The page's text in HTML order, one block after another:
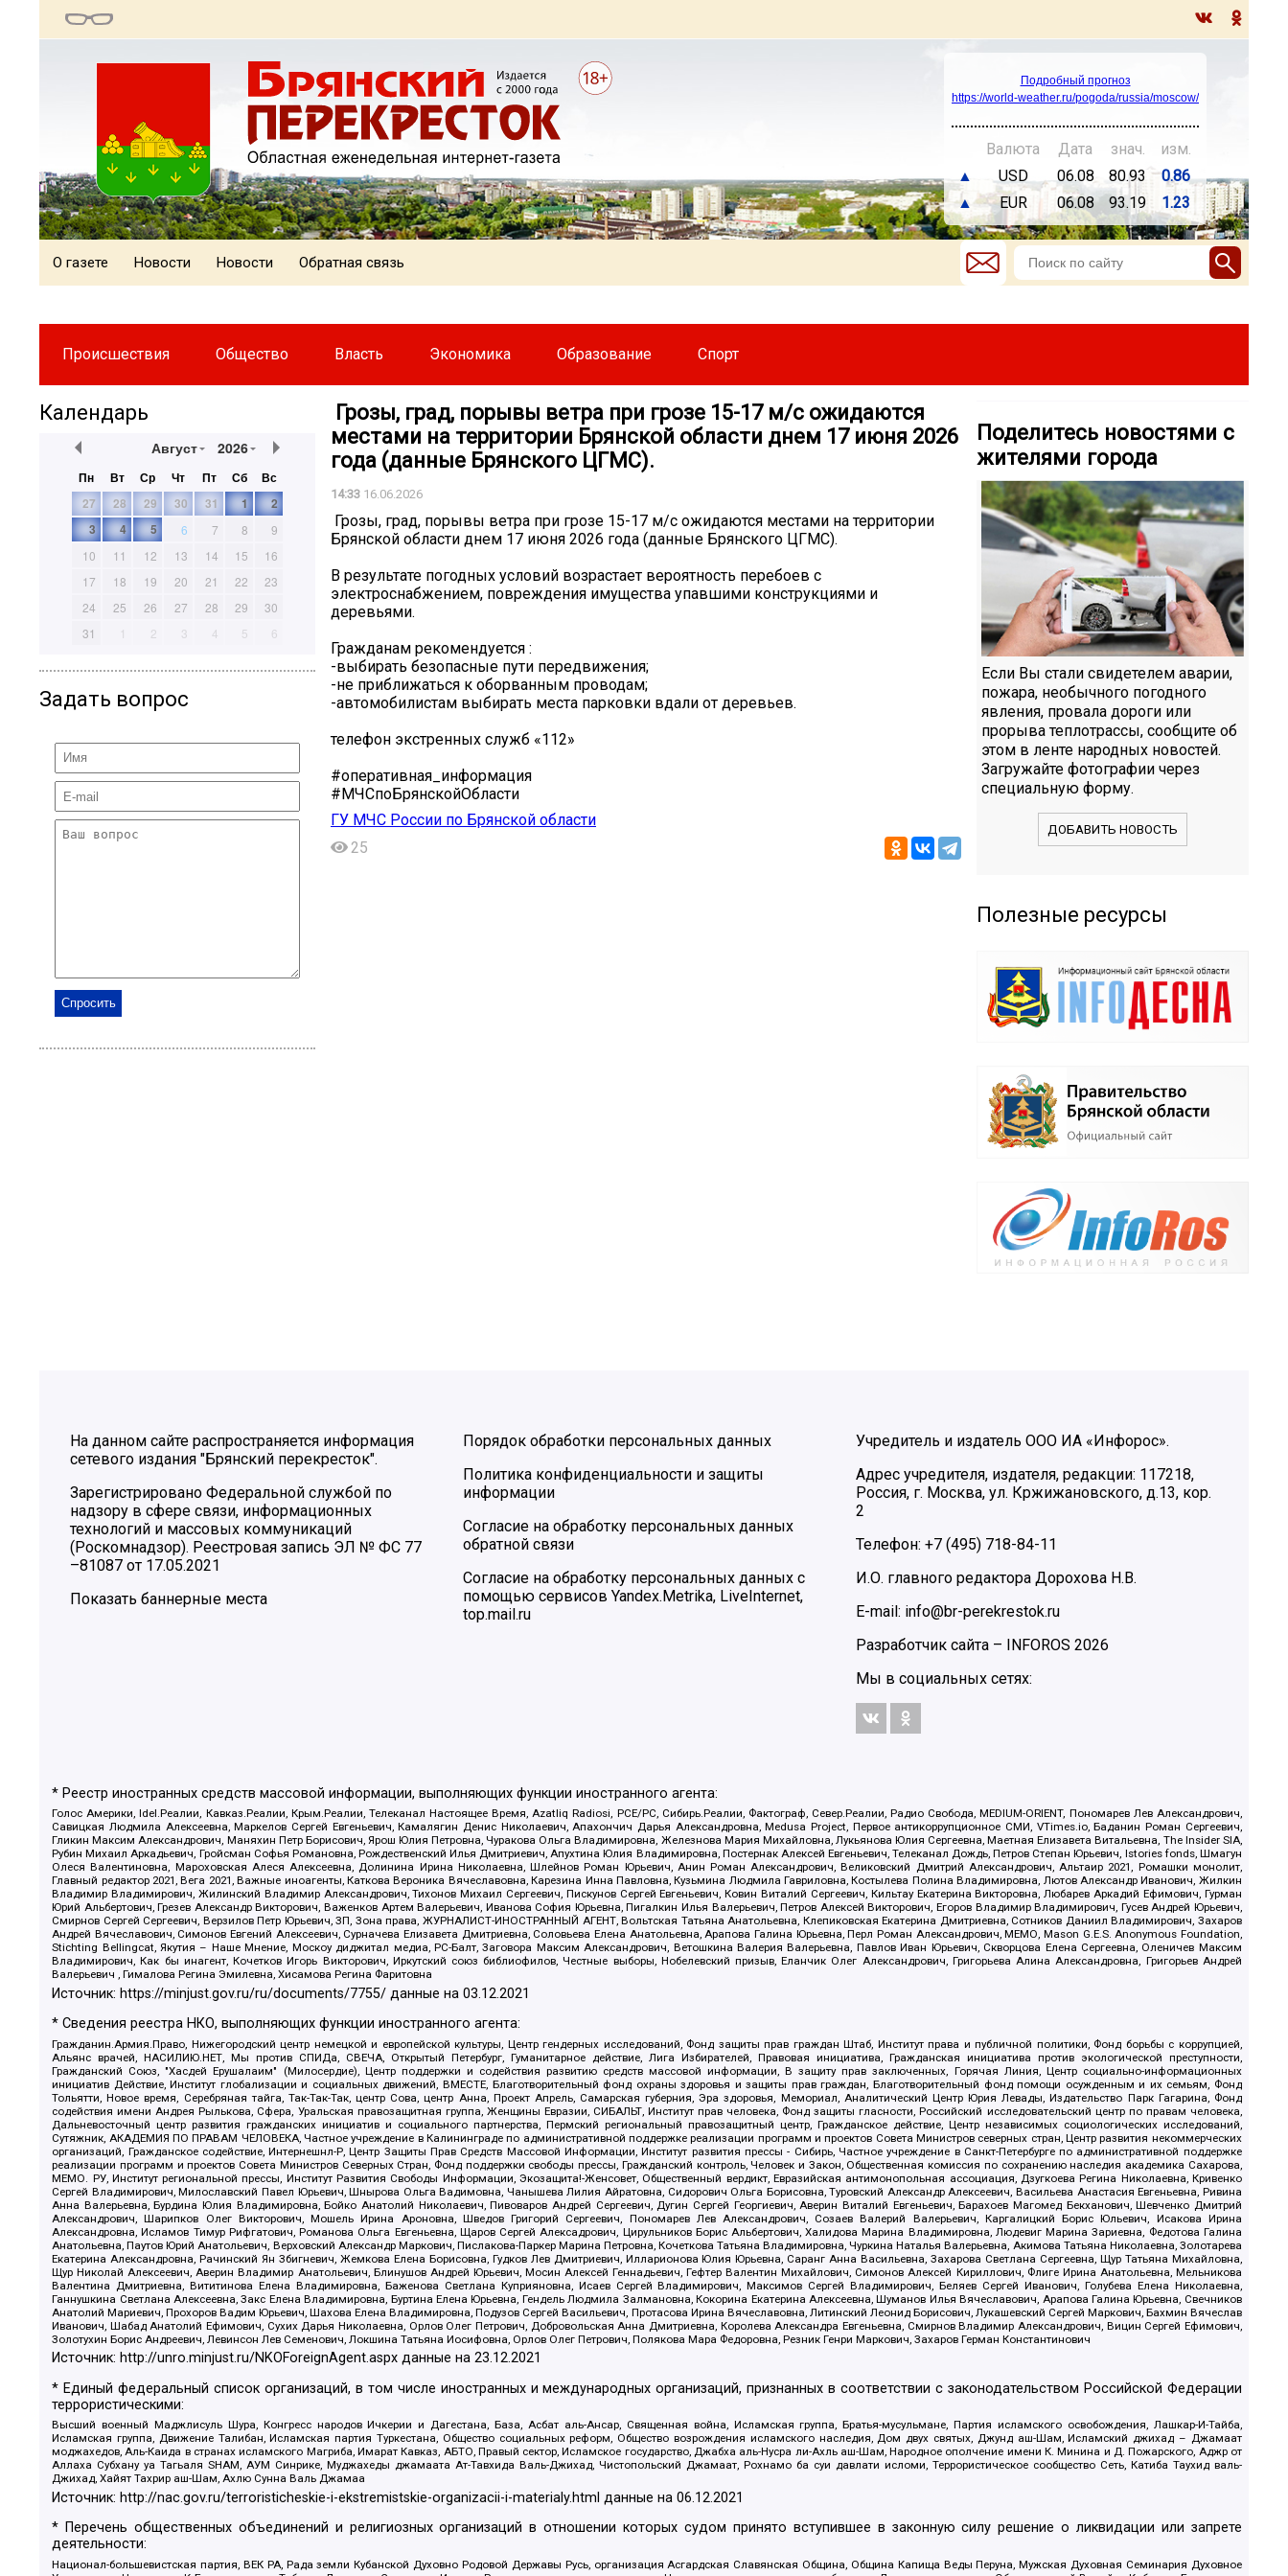
Подробный прогноз
https://world-weather.ru/pogoda/russia/moscow/
Валюта Дата знач.
изм.
▲
USD 06.08 80.93
0.86
▲
EUR 06.08 93.19 1.23
О газете Новости Новости Обратная связь
Происшествия Общество Власть Экономика Образование Спорт
Календарь
Август 2026
Пн Вт Ср Чт Пт Сб
Вс
27
28 29 30 31 1
2
3
4 5 6 7 8
9
10
11 12 13 14 15
16
17
18 19 20 21 22
23
24
25 26 27 28 29
30
31
1 2 3 4 5 6
Задать вопрос
️️ Грозы, град, порывы ветра при грозе 15-17 м/с ожидаются
местами на территории Брянской области днем 17 июня 2026
года (данные Брянского ЦГМС).
14:33 16.06.2026
️️ Грозы, град, порывы ветра при грозе 15-17 м/с ожидаются местами на территории
Брянской области днем 17 июня 2026 года (данные Брянского ЦГМС).
В результате погодных условий возрастает вероятность перебоев с
электроснабжением, повреждения имущества упавшими конструкциями и
деревьями.
Гражданам рекомендуется :
-выбирать безопасные пути передвижения;
-не приближаться к оборванным проводам;
-автомобилистам выбирать места парковки вдали от деревьев.
️телефон экстренных служб «112»
#оперативная_информация
#МЧСпоБрянскойОбласти
ГУ МЧС России по Брянской области
25
Поделитесь новостями с
жителями города
Если Вы стали свидетелем аварии,
пожара, необычного погодного
явления, провала дороги или
прорыва теплотрассы, сообщите об
этом в ленте народных новостей.
Загружайте фотографии через
специальную форму.
ДОБАВИТЬ НОВОСТЬ
Полезные ресурсы
На данном сайте распространяется информация
сетевого издания "Брянский перекресток".
Зарегистрировано Федеральной службой по
надзору в сфере связи, информационных
технологий и массовых коммуникаций
(Роскомнадзор). Реестровая запись ЭЛ № ФС 77
–81087 от 17.05.2021
Показать баннерные места
Порядок обработки персональных данных
Политика конфиденциальности и защиты
информации
Согласие на обработку персональных данных
обратной связи
Согласие на обработку персональных данных с
помощью сервисов Yandex.Metrika, LiveInternet,
top.mail.ru
Учредитель и издатель ООО ИА «Инфорос».
Адрес учредителя, издателя, редакции: 117218,
Россия, г. Москва, ул. Кржижановского, д.13, кор.
2
Телефон: +7 (495) 718-84-11
И.О. главного редактора Дорохова Н.В.
E-mail: info@br-perekrestok.ru
Разработчик сайта – INFOROS 2026
Мы в социальных сетях:
* Реестр иностранных средств массовой информации, выполняющих функции иностранного агента:
Голос Америки, Idel.Реалии, Кавказ.Реалии, Крым.Реалии, Телеканал Настоящее Время, Azatliq Radiosi, PCE/PC, Сибирь.Реалии, Фактограф, Север.Реалии, Радио Свобода, MEDIUM-ORIENT, Пономарев Лев Александрович,
Савицкая Людмила Алексеевна, Маркелов Сергей Евгеньевич, Камалягин Денис Николаевич, Апахончич Дарья Александровна, Medusa Project, Первое антикоррупционное СМИ, VTimes.io, Баданин Роман Сергеевич,
Гликин Максим Александрович, Маняхин Петр Борисович, Ярош Юлия Петровна, Чуракова Ольга Владимировна, Железнова Мария Михайловна, Лукьянова Юлия Сергеевна, Маетная Елизавета Витальевна, The Insider SIA,
Рубин Михаил Аркадьевич, Гройсман Софья Романовна, Рождественский Илья Дмитриевич, Апухтина Юлия Владимировна, Постернак Алексей Евгеньевич, Телеканал Дождь, Петров Степан Юрьевич, Istories fonds, Шмагун
Олеся Валентиновна, Мароховская Алеся Алексеевна, Долинина Ирина Николаевна, Шлейнов Роман Юрьевич, Анин Роман Александрович, Великовский Дмитрий Александрович, Альтаир 2021, Ромашки монолит,
Главный редактор 2021, Вега 2021, Важные иноагенты, Каткова Вероника Вячеславовна, Карезина Инна Павловна, Кузьмина Людмила Гавриловна, Костылева Полина Владимировна, Лютов Александр Иванович, Жилкин
Владимир Владимирович, Жилинский Владимир Александрович, Тихонов Михаил Сергеевич, Пискунов Сергей Евгеньевич, Ковин Виталий Сергеевич, Кильтау Екатерина Викторовна, Любарев Аркадий Ефимович, Гурман
Юрий Альбертович, Грезев Александр Викторович, Важенков Артем Валерьевич, Иванова София Юрьевна, Пигалкин Илья Валерьевич, Петров Алексей Викторович, Егоров Владимир Владимирович, Гусев Андрей Юрьевич,
Смирнов Сергей Сергеевич, Верзилов Петр Юрьевич, ЗП, Зона права, ЖУРНАЛИСТ-ИНОСТРАННЫЙ АГЕНТ, Вольтская Татьяна Анатольевна, Клепиковская Екатерина Дмитриевна, Сотников Даниил Владимирович, Захаров
Андрей Вячеславович, Симонов Евгений Алексеевич, Сурначева Елизавета Дмитриевна, Соловьева Елена Анатольевна, Арапова Галина Юрьевна, Перл Роман Александрович, МЕМО, Mason G.E.S. Anonymous Foundation,
Stichting Bellingcat, Якутия – Наше Мнение, Москоу диджитал медиа, РС-Балт, Заговора Максим Александрович, Ветошкина Валерия Валерьевна, Павлов Иван Юрьевич, Скворцова Елена Сергеевна, Оленичев Максим
Владимирович, Как бы инагент, Кочетков Игорь Викторович, Иркутский союз библиофилов, Честные выборы, Нобелевский призыв, Еланчик Олег Александрович, Григорьева Алина Александровна, Григорьев Андрей
Валерьевич , Гималова Регина Эмилевна, Хисамова Регина Фаритовна
Источник: https://minjust.gov.ru/ru/documents/7755/ данные на03.12.2021
* Сведения реестра НКО, выполняющих функции иностранного агента:
Гражданин.Армия.Право, Нижегородский центр немецкой и европейской культуры, Центр гендерных исследований, Фонд защиты прав граждан Штаб, Институт права и публичной политики, Фонд борьбы с коррупцией,
Альянс врачей, НАСИЛИЮ.НЕТ, Мы против СПИДа, СВЕЧА, Открытый Петербург, Гуманитарное действие, Лига Избирателей, Правовая инициатива, Гражданская инициатива против экологической преступности,
Гражданский Союз, "Хасдей Ерушалаим" (Милосердие), Центр поддержки и содействия развитию средств массовой информации, В защиту прав заключенных, Горячая Линия, Центр социально-информационных
инициатив Действие, Институт глобализации и социальных движений, ВМЕСТЕ, Благотворительный фонд охраны здоровья и защиты прав граждан, Благотворительный фонд помощи осужденным и их семьям, Фонд
Тольятти, Новое время, Серебряная тайга, Так-Так-Так, центр Сова, центр Анна, Проект Апрель, Самарская губерния, Эра здоровья, Мемориал, Аналитический Центр Юрия Левады, Издательство Парк Гагарина, Фонд
содействия имени Андрея Рылькова, Сфера, Уральская правозащитная группа, Женщины Евразии, СИБАЛЬТ, Институт прав человека, Фонд защиты гласности, Российский исследовательский центр по правам человека,
Дальневосточный центр развития гражданских инициатив и социального партнерства, Пермский региональный правозащитный центр, Гражданское действие, Центр независимых социологических исследований,
Сутяжник, АКАДЕМИЯ ПО ПРАВАМ ЧЕЛОВЕКА, Частное учреждение в Калининграде по административной поддержке реализации программ и проектов Совета Министров северных стран, Центр развития некоммерческих
организаций, Гражданское содействие, Интернешнл-Р, Центр Защиты Прав Средств Массовой Информации, Институт развития прессы - Сибирь, Частное учреждение в Санкт-Петербурге по административной поддержке
реализации программ и проектов Совета Министров Северных Стран, Фонд поддержки свободы прессы, Гражданский контроль, Человек и Закон, Общественная комиссия по сохранению наследия академика Сахарова,
МЕМО. РУ, Институт региональной прессы, Институт Развития Свободы Информации, Экозащита!-Женсовет, Общественный вердикт, Евразийская антимонопольная ассоциация, Дзугкоева Регина Николаевна, Кривенко
Сергей Владимирович, Милославский Павел Юрьевич, Шнырова Ольга Вадимовна, Чанышева Лилия Айратовна, Сидорович Ольга Борисовна, Туровский Александр Алексеевич, Васильева Анастасия Евгеньевна, Ривина
Анна Валерьевна, Бурдина Юлия Владимировна, Бойко Анатолий Николаевич, Пивоваров Андрей Сергеевич, Дугин Сергей Георгиевич, Аверин Виталий Евгеньевич, Барахоев Магомед Бекханович, Шевченко Дмитрий
Александрович, Шарипков Олег Викторович, Мошель Ирина Ароновна, Шведов Григорий Сергеевич, Пономарев Лев Александрович, Созаев Валерий Валерьевич, Каргалицкий Борис Юльевич, Исакова Ирина
Александровна, Исламов Тимур Рифгатович, Романова Ольга Евгеньевна, Щаров Сергей Алексадрович, Цирульников Борис Альбертович, Халидова Марина Владимировна, Людевиг Марина Зариевна, Федотова Галина
Анатольевна, Паутов Юрий Анатольевич, Верховский Александр Маркович, Пислакова-Паркер Марина Петровна, Кочеткова Татьяна Владимировна, Чуркина Наталья Валерьевна, Акимова Татьяна Николаевна, Золотарева
Екатерина Александровна, Рачинский Ян Збигневич, Жемкова Елена Борисовна, Гудков Лев Дмитриевич, Илларионова Юлия Юрьевна, Саранг Анна Васильевна, Захарова Светлана Сергеевна, Щур Татьяна Михайловна,
Щур Николай Алексеевич, Аверин Владимир Анатольевич, Блинушов Андрей Юрьевич, Мосин Алексей Геннадьевич, Гефтер Валентин Михайлович, Симонов Алексей Кириллович, Флиге Ирина Анатольевна, Мельникова
Валентина Дмитриевна, Вититинова Елена Владимировна, Баженова Светлана Куприяновна, Исаев Сергей Владимирович, Максимов Сергей Владимирович, Беляев Сергей Иванович, Голубева Елена Николаевна,
Ганнушкина Светлана Алексеевна, Закс Елена Владимировна, Буртина Елена Юрьевна, Гендель Людмила Залмановна, Кокорина Екатерина Алексеевна, Шуманов Илья Вячеславович, Арапова Галина Юрьевна, Свечников
Анатолий Мариевич, Прохоров Вадим Юрьевич, Шахова Елена Владимировна, Подузов Сергей Васильевич, Протасова Ирина Вячеславовна, Литинский Леонид Борисович, Лукашевский Сергей Маркович, Бахмин Вячеслав
Иванович, Шабад Анатолий Ефимович, Сухих Дарья Николаевна, Орлов Олег Петрович, Добровольская Анна Дмитриевна, Королева Александра Евгеньевна, Смирнов Владимир Александрович, Вицин Сергей Ефимович,
Золотухин Борис Андреевич, Левинсон Лев Семенович, Локшина Татьяна Иосифовна, Орлов Олег Петрович, Полякова Мара Федоровна, Резник Генри Маркович, Захаров Герман Константинович
Источник: http://unro.minjust.ru/NKOForeignAgent.aspx данные на23.12.2021
* Единый федеральный список организаций, в том числе иностранных и международных организаций, признанных в соответствии с законодательством Российской Федерации
террористическими:
Высший военный Маджлисуль Шура, Конгресс народов Ичкерии и Дагестана, База, Асбат аль-Ансар, Священная война, Исламская группа, Братья-мусульмане, Партия исламского освобождения, Лашкар-И-Тайба,
Исламская группа, Движение Талибан, Исламская партия Туркестана, Общество социальных реформ, Общество возрождения исламского наследия, Дом двух святых, Джунд аш-Шам, Исламский джихад – Джамаат
моджахедов, Аль-Каида в странах исламского Магриба, Имарат Кавказ, АБТО, Правый сектор, Исламское государство, Джабха аль-Нусра ли-Ахль аш-Шам, Народное ополчение имени К. Минина и Д. Пожарского, Аджр от
Аллаха Субхану уа Тагьаля SHAM, АУМ Синрике, Муджахеды джамаата Ат-Тавхида Валь-Джихад, Чистопольский Джамаат, Рохнамо ба суи давлати исломи, Террористическое сообщество Сеть, Катиба Таухид валь-
Джихад, Хайят Тахрир аш-Шам, Ахлю Сунна Валь Джамаа
Источник: http://nac.gov.ru/terroristicheskie-i-ekstremistskie-organizacii-i-materialy.html данные на06.12.2021
* Перечень общественных объединений и религиозных организаций в отношении которых судом принято вступившее в законную силу решение о ликвидации или запрете
деятельности:
Национал-большевистская партия, ВЕК РА, Рада земли Кубанской Духовно Родовой Державы Русь, организация Асгардская Славянская Община, Община Капища Веды Перуна, Мужская Духовная Семинария Духовное